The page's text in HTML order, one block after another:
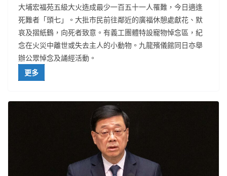
大埔宏福苑五級大火造成最少一百五十一人罹難，今日適逢
死難者「頭七」。大批市民前往鄰近的廣福休憩處獻花、默
哀及摺紙鶴，向死者致意。有義工團體特設寵物悼念區，紀
念在火災中離世或失去主人的小動物。九龍殯儀館同日亦舉
辦公眾悼念及誦經活動。
更多